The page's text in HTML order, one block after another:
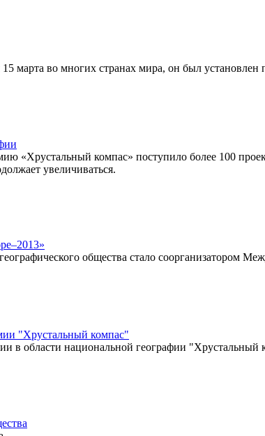
марта во многих странах мира, он был
«Хрустальный компас» поступило более 100
увеличиваться.
общества стало соорганизатором
"Хрустальный компас"
в области национальной географии "Хрустальный